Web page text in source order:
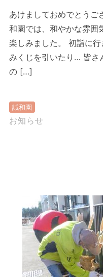
あけましておめでとうご
和園では、和やかな雰囲
楽しみました。 初詣に
みくじを引いたり… 皆さ
の […]
誠和園
お知らせ